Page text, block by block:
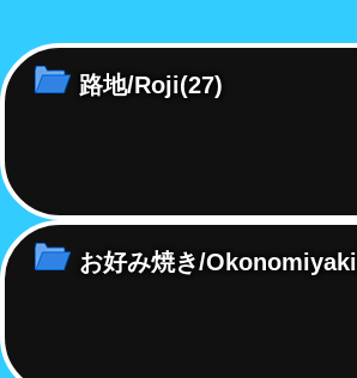
路地/Roji(27)
お好み焼き/Okonomiyaki